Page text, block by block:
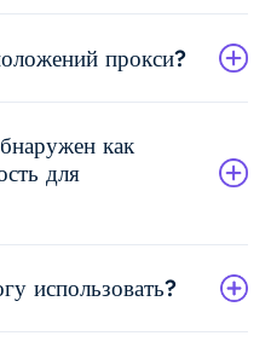
прокси?
как
для
использовать?